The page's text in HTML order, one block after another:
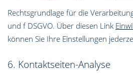
Rechtsgrundlage für die
und f DSGVO. Über diesen Link
können Sie Ihre Einstellungen
6. Kontaktseiten-Analyse